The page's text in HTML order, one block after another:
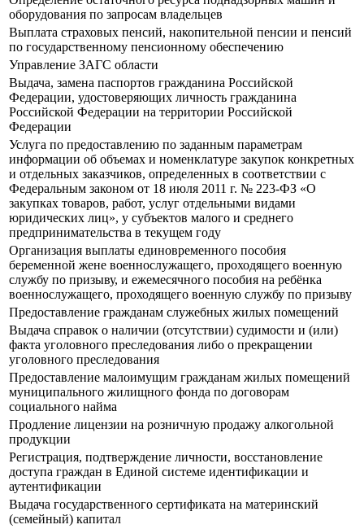
оборудования по запросам владельцев
Выплата страховых пенсий, накопительной пенсии и пенсий
по государственному пенсионному обеспечению
Управление ЗАГС области
Выдача, замена паспортов гражданина Российской
Федерации, удостоверяющих личность гражданина
Российской Федерации на территории Российской
Федерации
Услуга по предоставлению по заданным параметрам
информации об объемах и номенклатуре закупок конкретных
и отдельных заказчиков, определенных в соответствии с
Федеральным законом от 18 июля 2011 г. № 223-ФЗ «О
закупках товаров, работ, услуг отдельными видами
юридических лиц», у субъектов малого и среднего
предпринимательства в текущем году
Организация выплаты единовременного пособия
беременной жене военнослужащего, проходящего военную
службу по призыву, и ежемесячного пособия на ребёнка
военнослужащего, проходящего военную службу по призыву
Предоставление гражданам служебных жилых помещений
Выдача справок о наличии (отсутствии) судимости и (или)
факта уголовного преследования либо о прекращении
уголовного преследования
Предоставление малоимущим гражданам жилых помещений
муниципального жилищного фонда по договорам
социального найма
Продление лицензии на розничную продажу алкогольной
продукции
Регистрация, подтверждение личности, восстановление
доступа граждан в Единой системе идентификации и
аутентификации
Выдача государственного сертификата на материнский
(семейный) капитал